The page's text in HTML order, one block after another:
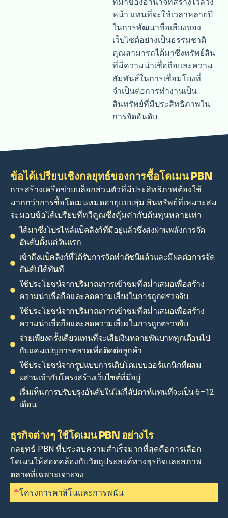
หน้า แทนที่จะใช้เวลาหลายปี
ในการพัฒนาชื่อเสียงของ
เว็บไซต์อย่างเป็นธรรมชาติ
คุณสามารถได้มาซึ่งทรัพย์สิน
ที่มีความน่าเชื่อถือและความ
สัมพันธ์ในการเชื่อมโยงที่
จำเป็นต่อการทำงานเป็น
สินทรัพย์ที่มีประสิทธิภาพใน
การจัดอันดับ
ข้อได้เปรียบเชิงกลยุทธ์ของการซื้อโดเมน PBN
การสร้างเครือข่ายบล็อกส่วนตัวที่มีประสิทธิภาพต้องใช้
มากกว่าการซื้อโดเมนหมดอายุแบบสุ่ม สินทรัพย์ที่เหมาะสม
จะมอบข้อได้เปรียบที่ทวีคูณซึ่งคุ้มค่ากับต้นทุนหลายเท่า
ได้มาซึ่งโปรไฟล์แบ็คลิงก์ที่มีอยู่แล้วซึ่งส่งผ่านพลังการจัด
อันดับตั้งแต่วันแรก
เข้าถึงแบ็คลิงก์ที่ได้รับการจัดทำดัชนีแล้วและมีผลต่อการจัด
อันดับได้ทันที
ใช้ประโยชน์จากปริมาณการเข้าชมที่สม่ำเสมอเพื่อสร้าง
ความน่าเชื่อถือและลดความเสี่ยงในการถูกตรวจจับ
ใช้ประโยชน์จากปริมาณการเข้าชมที่สม่ำเสมอเพื่อสร้าง
ความน่าเชื่อถือและลดความเสี่ยงในการถูกตรวจจับ
จ่ายเพียงครั้งเดียวแทนที่จะเสียเงินหลายพันบาททุกเดือนไป
กับแคมเปญการตลาดเพื่อติดต่อลูกค้า
ใช้ประโยชน์จากรูปแบบการเติบโตแบบออร์แกนิกที่ผสม
ผสานเข้ากับโครงสร้างเว็บไซต์ที่มีอยู่
เริ่มเห็นการปรับปรุงอันดับในไม่กี่สัปดาห์แทนที่จะเป็น 6–12
เดือน
ธุรกิจต่างๆ ใช้โดเมน PBN อย่างไร
กลยุทธ์ PBN ที่ประสบความสำเร็จมากที่สุดคือการเลือก
โดเมนให้สอดคล้องกับวัตถุประสงค์ทางธุรกิจและสภาพ
ตลาดที่เฉพาะเจาะจง
โครงการคาสิโนและการพนัน